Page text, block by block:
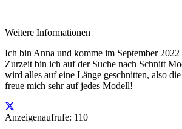
Weitere Informationen
Ich bin Anna und komme im September
Zurzeit bin ich auf der Suche nach Schnitt
wird alles auf eine Länge geschnitten, also
freue mich sehr auf jedes Modell!
Anzeigenaufrufe: 110